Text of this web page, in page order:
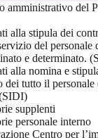
amministrativo del
alla stipula dei
del
e determinato.
alla nomina e
dei tutto il
supplenti
personale interno
Centro per